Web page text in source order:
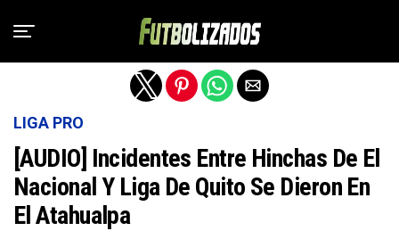
LIGA PRO
[AUDIO] Incidentes Entre Hinchas De El
Nacional Y Liga De Quito Se Dieron En
El Atahualpa
Salir de la versión móvil